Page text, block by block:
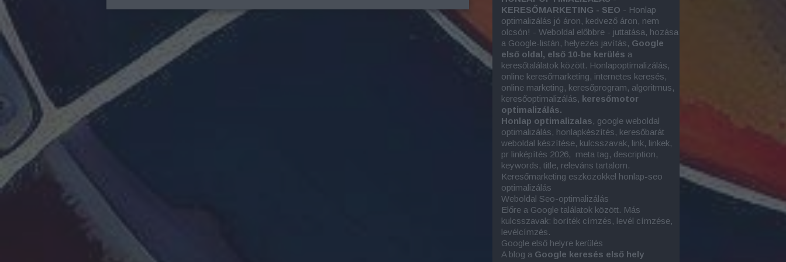
KERESŐMARKETING - SEO - Honlap
optimalizálás jó áron, kedvező áron, nem
olcsón! - Weboldal előbbre - juttatása, hozása
a Google-listán, helyezés javítás, Google
első oldal, első 10-be kerülés a
keresőtalálatok között. Honlapoptimalizálás,
online keresőmarketing, internetes keresés,
online marketing, keresőprogram, algoritmus,
keresőoptimalizálás, keresőmotor
optimalizálás.
Honlap optimalizalas, google weboldal
optimalizálás, honlapkészítés, keresőbarát
weboldal készítése, kulcsszavak, link, linkek,
pr linképítés 2026, meta tag, description,
keywords, title, releváns tartalom.
Keresőmarketing eszközökkel honlap-seo
optimalizálás
Weboldal Seo-optimalizálás
Előre a Google találatok között. Más
kulcsszavak: boríték címzés, levél címzése,
levélcímzés.
Google első helyre kerülés
A blog a Google keresés első hely